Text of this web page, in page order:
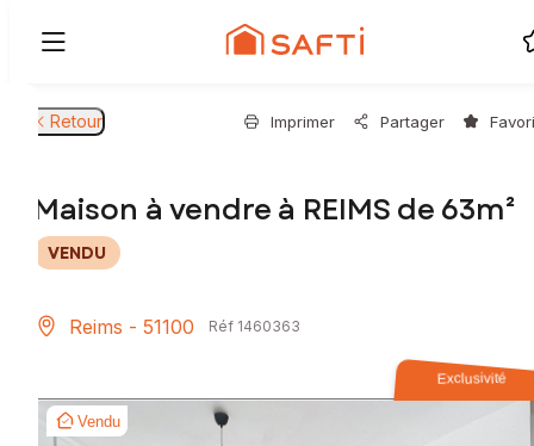
Retour Imprimer Partager
Maison à vendre à REIMS de 63m²
VENDU
Reims - 51100 Réf 1460363
Exclusivité
Vendu